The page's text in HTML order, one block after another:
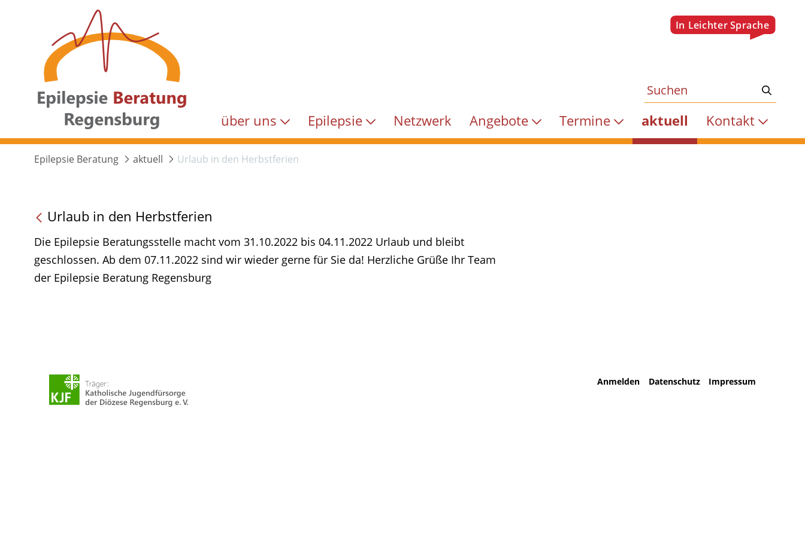
über uns Epilepsie Netzwerk Angebote Termine aktuell Kontakt
Epilepsie Beratung aktuell Urlaub in den Herbstferien
Urlaub in den Herbstferien
Die Epilepsie Beratungsstelle macht vom 31.10.2022 bis 04.11.2022 Urlaub und bleibt
geschlossen. Ab dem 07.11.2022 sind wir wieder gerne für Sie da! Herzliche Grüße Ihr Team
der Epilepsie Beratung Regensburg
Impressum
Datenschutz
Anmelden